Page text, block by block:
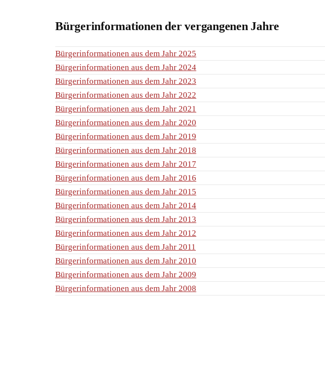
Bürgerinformationen der vergangenen Jahre
Bürgerinformationen aus dem Jahr 2025
Bürgerinformationen aus dem Jahr 2024
Bürgerinformationen aus dem Jahr 2023
Bürgerinformationen aus dem Jahr 2022
Bürgerinformationen aus dem Jahr 2021
Bürgerinformationen aus dem Jahr 2020
Bürgerinformationen aus dem Jahr 2019
Bürgerinformationen aus dem Jahr 2018
Bürgerinformationen aus dem Jahr 2017
Bürgerinformationen aus dem Jahr 2016
Bürgerinformationen aus dem Jahr 2015
Bürgerinformationen aus dem Jahr 2014
Bürgerinformationen aus dem Jahr 2013
Bürgerinformationen aus dem Jahr 2012
Bürgerinformationen aus dem Jahr 2011
Bürgerinformationen aus dem Jahr 2010
Bürgerinformationen aus dem Jahr 2009
Bürgerinformationen aus dem Jahr 2008